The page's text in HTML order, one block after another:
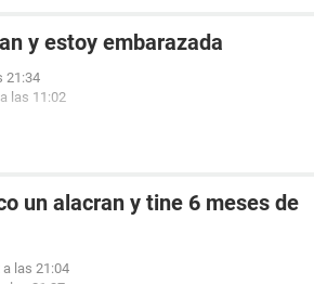
y estoy embarazada
21:34
las 11:02
un alacran y tine 6 meses de
las 21:04